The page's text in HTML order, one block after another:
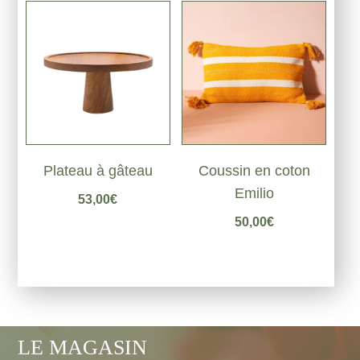
Plateau à gâteau
53,00€
Coussin en coton
Emilio
50,00€
LE MAGASIN